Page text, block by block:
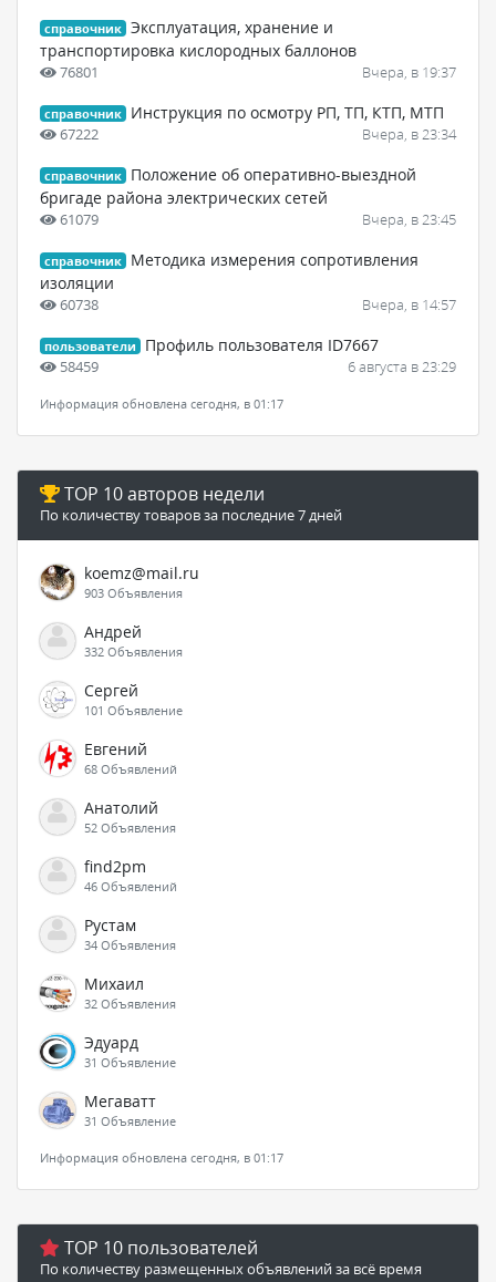
справочник Эксплуатация, хранение и
транспортировка кислородных баллонов
76801 Вчера, в 19:37
справочник Инструкция по осмотру РП, ТП, КТП, МТП
67222 Вчера, в 23:34
справочник
Положение об оперативно-выездной
бригаде района электрических сетей
61079 Вчера, в 23:45
справочник
Методика измерения сопротивления
изоляции
60738 Вчера, в 14:57
пользователи Профиль пользователя ID7667
58459 6 августа в 23:29
Информация обновлена сегодня, в 01:17
TOP 10 авторов недели
По количеству товаров за последние 7 дней
koemz@mail.ru
903 Объявления
Андрей
332 Объявления
Сергей
101 Объявление
Евгений
68 Объявлений
Анатолий
52 Объявления
find2pm
46 Объявлений
Рустам
34 Объявления
Михаил
32 Объявления
Эдуард
31 Объявление
Мегаватт
31 Объявление
Информация обновлена сегодня, в 01:17
TOP 10 пользователей
По количеству размещенных объявлений за всё время